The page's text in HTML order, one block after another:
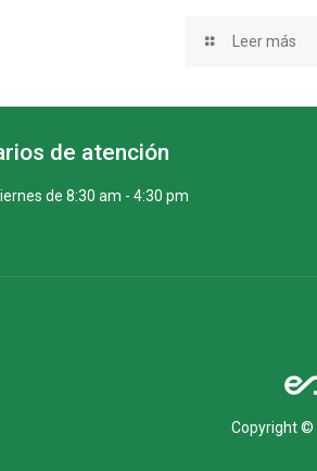
Leer más
de atención
de 8:30 am - 4:30 pm
Copyright ©